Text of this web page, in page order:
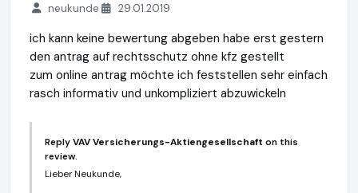
neukunde 29.01.2019
ich kann keine bewertung abgeben habe erst gestern
den antrag auf rechtsschutz ohne kfz gestellt
zum online antrag möchte ich feststellen sehr einfach
rasch informativ und unkompliziert abzuwickeln
ReplyVAV Versicherungs-Aktiengesellschaft on this
review.
Lieber Neukunde,